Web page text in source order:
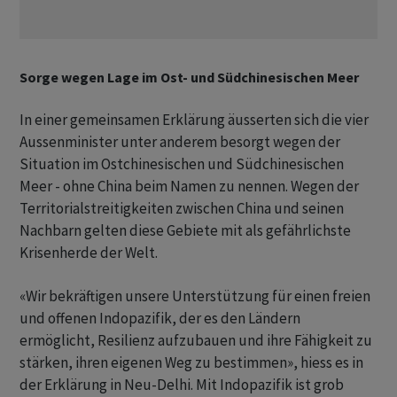
Sorge wegen Lage im Ost- und Südchinesischen Meer
In einer gemeinsamen Erklärung äusserten sich die vier
Aussenminister unter anderem besorgt wegen der
Situation im Ostchinesischen und Südchinesischen
Meer - ohne China beim Namen zu nennen. Wegen der
Territorialstreitigkeiten zwischen China und seinen
Nachbarn gelten diese Gebiete mit als gefährlichste
Krisenherde der Welt.
«Wir bekräftigen unsere Unterstützung für einen freien
und offenen Indopazifik, der es den Ländern
ermöglicht, Resilienz aufzubauen und ihre Fähigkeit zu
stärken, ihren eigenen Weg zu bestimmen», hiess es in
der Erklärung in Neu-Delhi. Mit Indopazifik ist grob